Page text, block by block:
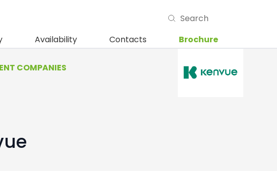
Availability Contacts Brochure
COMPANIES